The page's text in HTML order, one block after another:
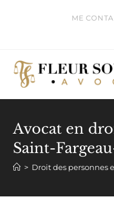
ME
Avocat en
Saint-
> Droit des personnes